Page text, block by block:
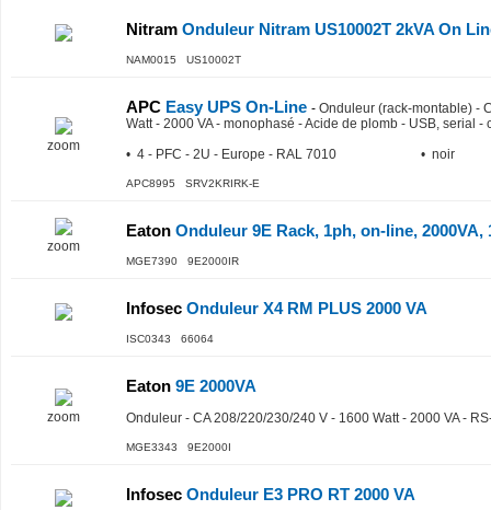
Nitram Onduleur Nitram US10002T 2kVA On
NAM0015 US10002T
zoom
APC Easy UPS On-Line - Onduleur (rack-montable) -
Watt - 2000 VA - monophasé - Acide de plomb - USB, serial -
• 4 - PFC - 2U - Europe - RAL 7010
• noir
APC8995 SRV2KRIRK-E
zoom
Eaton Onduleur 9E Rack, 1ph, on-line, 2000VA,
MGE7390 9E2000IR
Infosec Onduleur X4 RM PLUS 2000 VA
ISC0343 66064
zoom
Eaton 9E 2000VA
Onduleur - CA 208/220/230/240 V - 1600 Watt - 2000 VA -
MGE3343 9E2000I
Infosec Onduleur E3 PRO RT 2000 VA